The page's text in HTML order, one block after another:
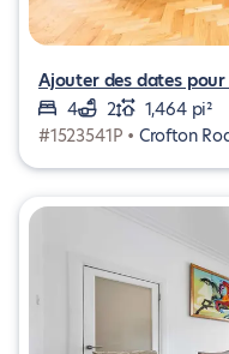
Ajouter des dates
4
2
1,464 pi²
#1523541P • Crofton